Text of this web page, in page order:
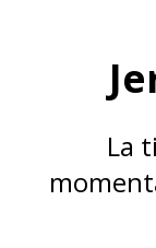
La